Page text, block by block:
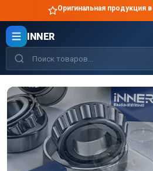
Оригинальная продукция
INNER